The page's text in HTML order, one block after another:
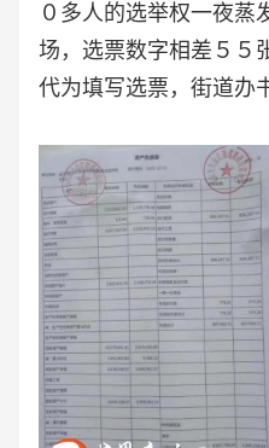
０多人的选举权一夜蒸
场，选票数字相差５５
代为填写选票，街道办